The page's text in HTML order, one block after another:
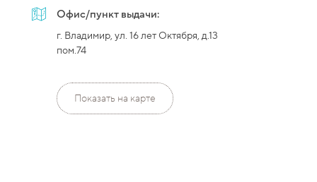
Офис/пункт выдачи:
г. Владимир, ул. 16 лет Октября, д.13
пом.74
Показать на карте